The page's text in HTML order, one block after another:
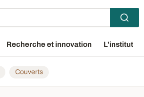
Recherche et innovation L'institut
Couverts